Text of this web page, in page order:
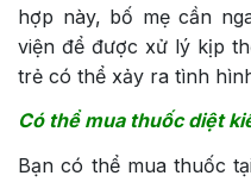
hợp này, bố mẹ cần
viện để được xử lý kịp
trẻ có thể xảy ra tình
Có thể mua thuốc diệt
Bạn có thể mua thuốc